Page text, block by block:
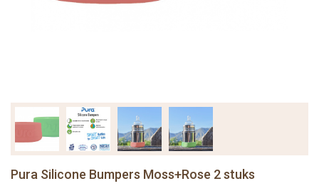
Pura Silicone Bumpers Moss+Rose 2 stuks